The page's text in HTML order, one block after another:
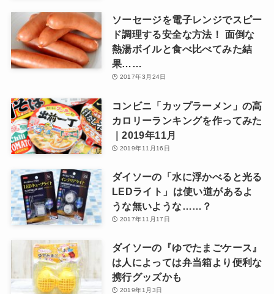
ソーセージを電子レンジでスピー
ド調理する安全な方法！ 面倒な
熱湯ボイルと食べ比べてみた結
果……
2017年3月24日
コンビニ「カップラーメン」の高
カロリーランキングを作ってみた
｜2019年11月
2019年11月16日
ダイソーの「水に浮かべると光る
LEDライト」は使い道があるよ
うな無いような……？
2017年11月17日
ダイソーの『ゆでたまごケース』
は人によっては弁当箱より便利な
携行グッズかも
2019年1月3日